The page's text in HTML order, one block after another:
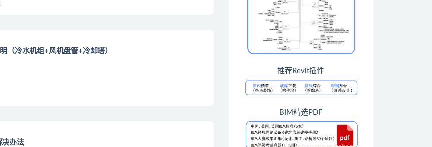
（冷水机组+风机盘管+冷却塔）
决办法
推荐Revit插件
BIM精选PDF